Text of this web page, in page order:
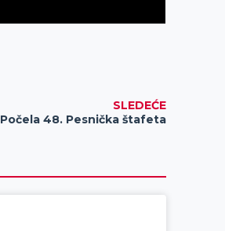
SLEDEĆE
Počela 48. Pesnička štafeta